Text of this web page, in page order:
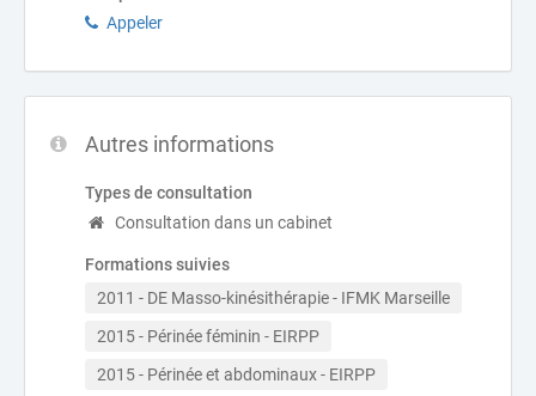
Appeler
Autres informations
Types de consultation
Consultation dans un cabinet
Formations suivies
2011 - DE Masso-kinésithérapie - IFMK Marseille
2015 - Périnée féminin - EIRPP
2015 - Périnée et abdominaux - EIRPP